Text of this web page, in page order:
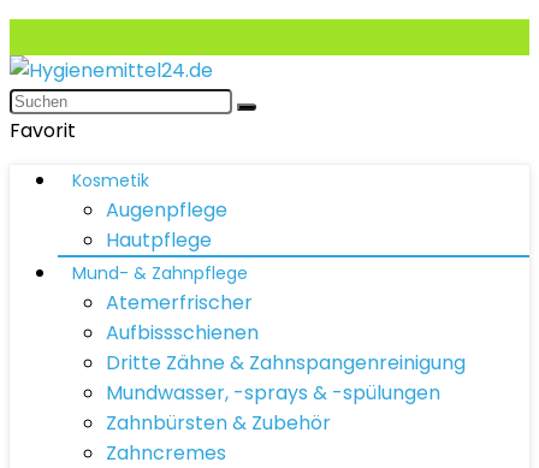
Favorit
Kosmetik
Augenpflege
Hautpflege
Mund- & Zahnpflege
Atemerfrischer
Aufbissschienen
Dritte Zähne & Zahnspangenreinigung
Mundwasser, -sprays & -spülungen
Zahnbürsten & Zubehör
Zahncremes